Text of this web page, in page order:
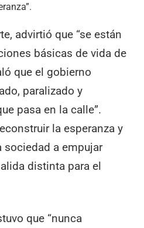
advirtió que “se están
básicas de vida de
que el gobierno
paralizado y
pasa en la calle”.
la esperanza y
sociedad a empujar
distinta para el
que “nunca